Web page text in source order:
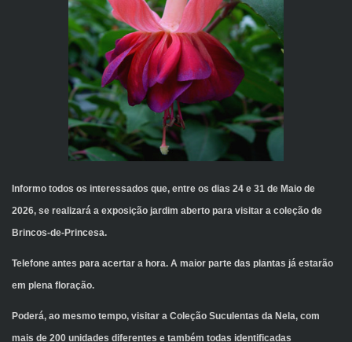
Informo todos os interessados que, entre os dias 24 e 31 de Maio de
2026, se realizará a exposição jardim aberto para visitar a coleção de
Brincos-de-Princesa.
Telefone antes para acertar a hora. A maior parte das plantas já estarão
em plena floração.
Poderá, ao mesmo tempo, visitar a Coleção Suculentas da Nela, com
mais de 200 unidades diferentes e também todas identificadas